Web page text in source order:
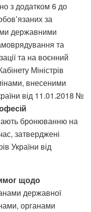
з додатком 6 до
за
державними
та
та на воєнний
Міністрів
внесеними
від 11.01.2018 №
бронюванню на
затверджені
України від
щодо
державної
органами